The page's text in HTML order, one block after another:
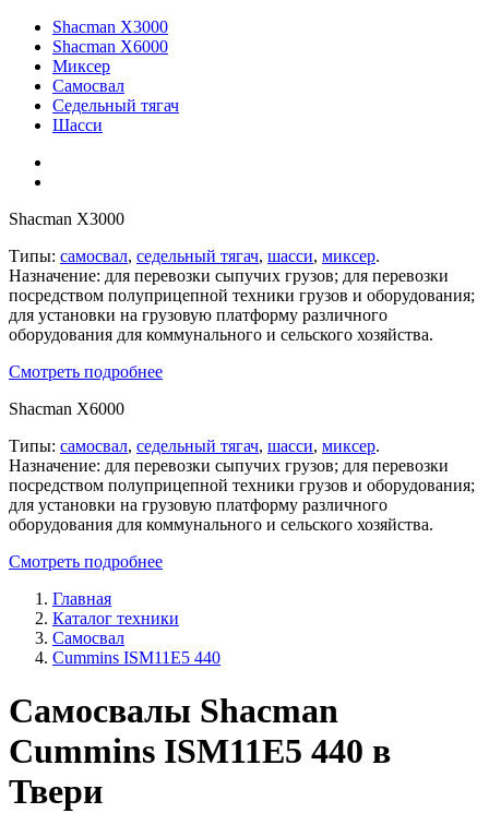
Shacman X3000
Shacman X6000
Миксер
Самосвал
Седельный тягач
Шасси
Shacman X3000
Типы: самосвал, седельный тягач, шасси, миксер.
Назначение: для перевозки сыпучих грузов; для перевозки
посредством полуприцепной техники грузов и оборудования;
для установки на грузовую платформу различного
оборудования для коммунального и сельского хозяйства.
Смотреть подробнее
Shacman X6000
Типы: самосвал, седельный тягач, шасси, миксер.
Назначение: для перевозки сыпучих грузов; для перевозки
посредством полуприцепной техники грузов и оборудования;
для установки на грузовую платформу различного
оборудования для коммунального и сельского хозяйства.
Смотреть подробнее
Главная
Каталог техники
Самосвал
Cummins ISM11E5 440
Самосвалы Shacman
Cummins ISM11E5 440 в
Твери